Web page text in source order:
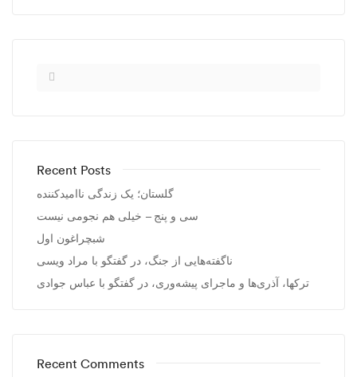
Recent Posts
گلستان؛ یک زندگی ناامیدکننده
سی و پنج – خیلی هم نجومی نیست
شبچراغون اول
ناگفته‌هایی از جنگ، در گفتگو با مراد ویسی
ترکها، آذری‌ها و ماجرای پیشه‌وری، در گفتگو با عباس جوادی
Recent Comments